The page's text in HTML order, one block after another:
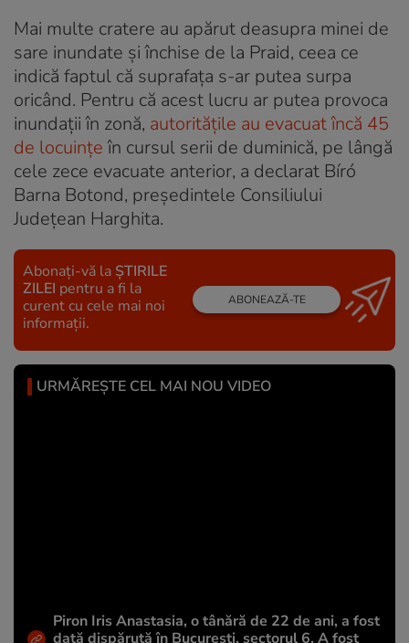
Mai multe cratere au apărut deasupra minei de
sare inundate și închise de la Praid, ceea ce
indică faptul că suprafața s-ar putea surpa
oricând. Pentru că acest lucru ar putea provoca
inundații în zonă, autoritățile au evacuat încă 45
de locuințeîn cursul serii de duminică, pe lângă
cele zece evacuate anterior, a declarat Bíró
Barna Botond, președintele Consiliului
Județean Harghita.
Abonați-vă la ȘTIRILE
ZILEI pentru a fi la
curent cu cele mai noi
informații.
ABONEAZĂ-TE
URMĂREȘTE CEL MAI NOU VIDEO
Piron Iris Anastasia, o tânără de 22 de ani, a fost
dată dispărută în București, sectorul 6. A fost